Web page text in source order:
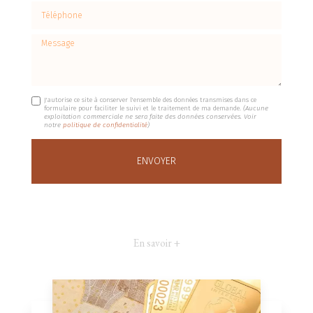
Message
J'autorise ce site à conserver l'ensemble des données transmises dans ce
formulaire pour faciliter le suivi et le traitement de ma demande.(Aucune
exploitation commerciale ne sera faite des données conservées. Voir
notrepolitique de confidentialité)
En savoir +